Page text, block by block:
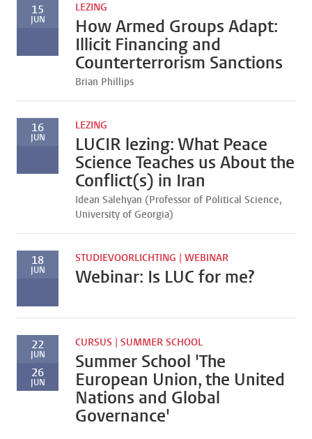
15
JUN
LEZING
How Armed Groups Adapt:
Illicit Financing and
Counterterrorism Sanctions
Brian Phillips
16
JUN
LEZING
LUCIR lezing: What Peace
Science Teaches us About the
Conflict(s) in Iran
Idean Salehyan (Professor of Political Science,
University of Georgia)
18
JUN
STUDIEVOORLICHTING | WEBINAR
Webinar: Is LUC for me?
22
JUN
26
JUN
CURSUS | SUMMER SCHOOL
Summer School 'The
European Union, the United
Nations and Global
Governance'